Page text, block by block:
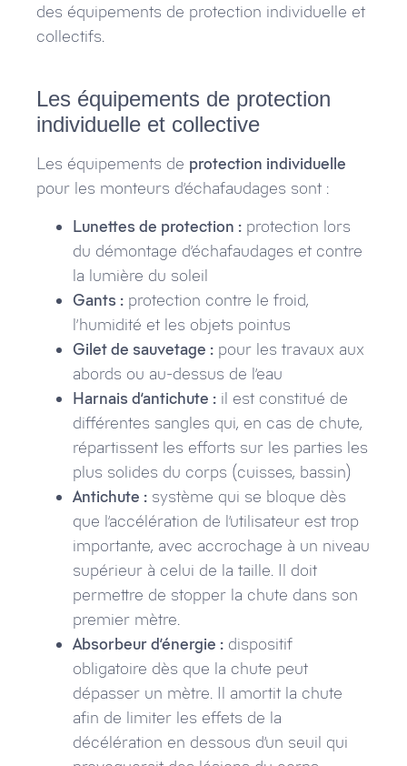
des équipements de protection individuelle et
collectifs.
Les équipements de protection
individuelle et collective
Les équipements de protection individuelle
pour les monteurs d’échafaudages sont :
Lunettes de protection : protection lors
du démontage d’échafaudages et contre
la lumière du soleil
Gants : protection contre le froid,
l’humidité et les objets pointus
Gilet de sauvetage : pour les travaux aux
abords ou au-dessus de l’eau
Harnais d’antichute : il est constitué de
différentes sangles qui, en cas de chute,
répartissent les efforts sur les parties les
plus solides du corps (cuisses, bassin)
Antichute : système qui se bloque dès
que l’accélération de l’utilisateur est trop
importante, avec accrochage à un niveau
supérieur à celui de la taille. Il doit
permettre de stopper la chute dans son
premier mètre.
Absorbeur d’énergie : dispositif
obligatoire dès que la chute peut
dépasser un mètre. Il amortit la chute
afin de limiter les effets de la
décélération en dessous d’un seuil qui